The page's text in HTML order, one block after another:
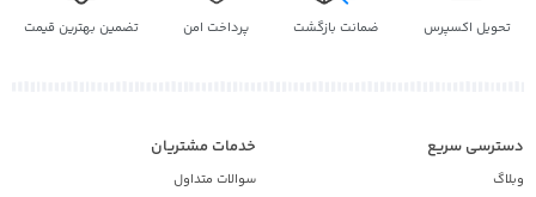
تحویل اکسپرس ضمانت بازگشت پرداخت امن تضمین بهترین قیمت
دسترسی سریع
وبلاگ
خدمات مشتریان
سوالات متداول